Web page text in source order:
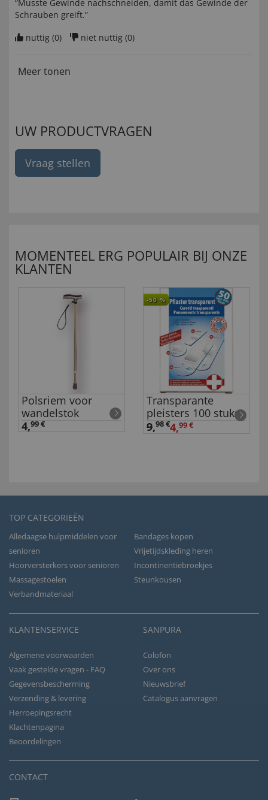
“Musste Gewinde nachschneiden, damit das Gewinde der
Schrauben greift.”
nuttig (0) niet nuttig (0)
Meer tonen
UW PRODUCTVRAGEN
Vraag stellen
MOMENTEEL ERG POPULAIR BIJ ONZE
KLANTEN
Polsriem voor
wandelstok
4,99 €
-50 %
Transparante
pleisters 100 stuks
9,98 €4,99 €
TOP CATEGORIEËN
Alledaagse hulpmiddelen voor
senioren
Bandages kopen
Vrijetijdskleding heren
Hoorversterkers voor senioren
Incontinentiebroekjes
Massagestoelen
Steunkousen
Verbandmateriaal
KLANTENSERVICE
Algemene voorwaarden
Vaak gestelde vragen - FAQ
Gegevensbescherming
Verzending & levering
Herroepingsrecht
Klachtenpagina
Beoordelingen
SANPURA
Colofon
Over ons
Nieuwsbrief
Catalogus aanvragen
CONTACT